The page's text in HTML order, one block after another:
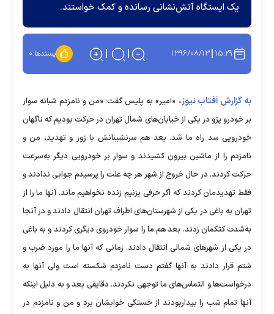
یک ایستگاه آتش‌نشانی رسانده و کمک خواستند.
۱۵:۲۹ ۱۳۹۶/۰۸/۱۳ پسندها:۰
به گزارش آفتاب نیوز، «امیر» به پلیس گفت: «من و نامزدم شبانه سوار
بر خودرو پژو در یکی از خیابان‌های شمال تهران در حرکت بودیم که ناگهان
خودرویی سد راه ما شد. بعد هم سرنشینانش با زور و تهدید، من و
نامزدم را از ماشین بیرون کشیدند و سوار بر خودرویی دیگر به‌سرعت
حرکت کردند. در حال خروج از شهر هر چه علت را پرسیدم جوابی ندادند و
فقط تهدیدمان کردند که اگر حرفی بزنیم زنده نخواهیم ماند. آنها ما را از
تهران به باغی در یکی از شهرستان‌های اطراف تهران انتقال دادند و در آنجا
به‌شدت کتکمان زدند. بعد هم ما را سوار خودروی دیگری کردند و به باغی
در یکی از شهرهای شمالی انتقال دادند. زمانی که آنها ما را مورد ضرب و
شتم قرار دادند به آنها گفتم دست نامزدم شکسته است ولی آنها به
درخواست‌ها و التماس‌های ما توجهی نکردند. دقایقی بعد و به دلیل اینکه
آنها تمام شب را بیداربودند از خستگی خوابشان برد و من و نامزدم در